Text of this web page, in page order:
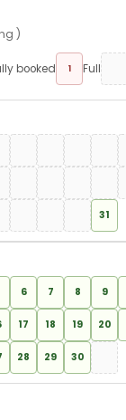
)
booked 1 Full
31
6 7 8 9
17 18 19 20
28 29 30